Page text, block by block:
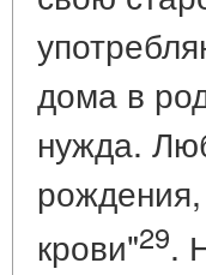
дома в
нужда.
рождения,
крови"29.